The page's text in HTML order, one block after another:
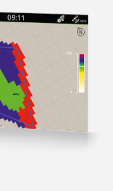
Share,
ISO-XML ou au
à
Share pour
facilement en